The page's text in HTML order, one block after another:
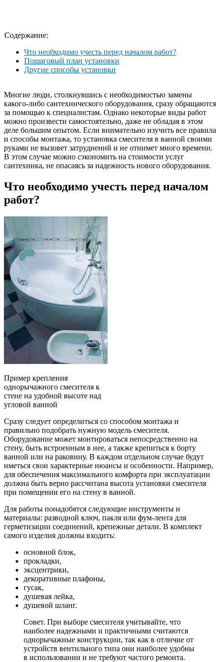
Содержание:
Что необходимо учесть перед началом работ?
Пошаговый план установки
Другие способы установки
Многие люди, столкнувшись с необходимостью замены
какого-либо сантехнического оборудования, сразу обращаются
за помощью к специалистам. Однако некоторые виды работ
можно произвести самостоятельно, даже не обладая в этом
деле большим опытом. Если внимательно изучить все правила
и способы монтажа, то установка смесителя в ванной своими
руками не вызовет затруднений и не отнимет много времени.
В этом случае можно сэкономить на стоимости услуг
сантехника, не опасаясь за надежность нового оборудования.
Что необходимо учесть перед началом
работ?
Пример крепления
однорычажного смесителя к
стене на удобной высоте над
угловой ванной
Сразу следует определиться со способом монтажа и
правильно подобрать нужную модель смесителя.
Оборудование может монтироваться непосредственно на
стену, быть встроенным в нее, а также крепиться к борту
ванной или на раковину. В каждом отдельном случае будут
иметься свои характерные нюансы и особенности. Например,
для обеспечения максимального комфорта при эксплуатации
должна быть верно рассчитана высота установки смесителя
при помещении его на стену в ванной.
Для работы понадобятся следующие инструменты и
материалы: разводной ключ, пакля или фум-лента для
герметизации соединений, крепежные детали. В комплект
самого изделия должны входить:
основной блок,
прокладки,
эксцентрики,
декоративные плафоны,
гусак,
душевая лейка,
душевой шланг.
Совет. При выборе смесителя учитывайте, что
наиболее надежными и практичными считаются
однорычажные конструкции, так как в отличие от
устройств вентильного типа они наиболее удобны
в использовании и не требуют частого ремонта.